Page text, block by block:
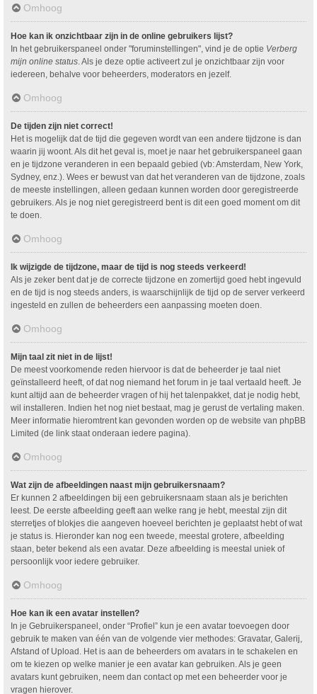
Omhoog
Hoe kan ik onzichtbaar zijn in de online gebruikers lijst?
In het gebruikerspaneel onder "foruminstellingen", vind je de optie Verberg
mijn online status . Als je deze optie activeert zul je onzichtbaar zijn voor
iedereen, behalve voor beheerders, moderators en jezelf.
Omhoog
De tijden zijn niet correct!
Het is mogelijk dat de tijd die gegeven wordt van een andere tijdzone is dan
waarin jij woont. Als dit het geval is, moet je naar het gebruikerspaneel gaan
en je tijdzone veranderen in een bepaald gebied (vb: Amsterdam, New York,
Sydney, enz.). Wees er bewust van dat het veranderen van de tijdzone, zoals
de meeste instellingen, alleen gedaan kunnen worden door geregistreerde
gebruikers. Als je nog niet geregistreerd bent is dit een goed moment om dit
te doen.
Omhoog
Ik wijzigde de tijdzone, maar de tijd is nog steeds verkeerd!
Als je zeker bent dat je de correcte tijdzone en zomertijd goed hebt ingevuld
en de tijd is nog steeds anders, is waarschijnlijk de tijd op de server verkeerd
ingesteld en zullen de beheerders een aanpassing moeten doen.
Omhoog
Mijn taal zit niet in de lijst!
De meest voorkomende reden hiervoor is dat de beheerder je taal niet
geïnstalleerd heeft, of dat nog niemand het forum in je taal vertaald heeft. Je
kunt altijd aan de beheerder vragen of hij het talenpakket, dat je nodig hebt,
wil installeren. Indien het nog niet bestaat, mag je gerust de vertaling maken.
Meer informatie hieromtrent kan gevonden worden op de website van phpBB
Limited (de link staat onderaan iedere pagina).
Omhoog
Wat zijn de afbeeldingen naast mijn gebruikersnaam?
Er kunnen 2 afbeeldingen bij een gebruikersnaam staan als je berichten
leest. De eerste afbeelding geeft aan welke rang je hebt, meestal zijn dit
sterretjes of blokjes die aangeven hoeveel berichten je geplaatst hebt of wat
je status is. Hieronder kan nog een tweede, meestal grotere, afbeelding
staan, beter bekend als een avatar. Deze afbeelding is meestal uniek of
persoonlijk voor iedere gebruiker.
Omhoog
Hoe kan ik een avatar instellen?
In je Gebruikerspaneel, onder “Profiel” kun je een avatar toevoegen door
gebruik te maken van één van de volgende vier methodes: Gravatar, Galerij,
Afstand of Upload. Het is aan de beheerders om avatars in te schakelen en
om te kiezen op welke manier je een avatar kan gebruiken. Als je geen
avatars kunt gebruiken, neem dan contact op met een beheerder voor je
vragen hierover.